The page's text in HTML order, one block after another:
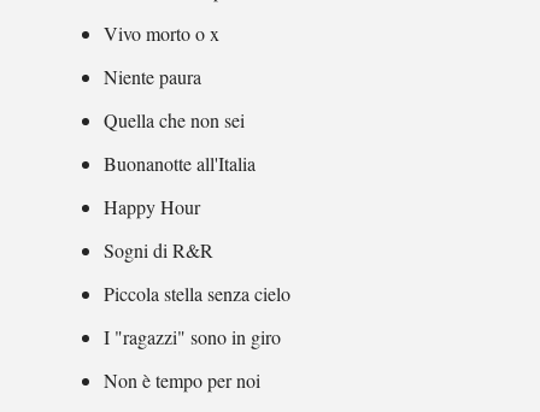
Vivo morto o x
Niente paura
Quella che non sei
Buonanotte all'Italia
Happy Hour
Sogni di R&R
Piccola stella senza cielo
I "ragazzi" sono in giro
Non è tempo per noi